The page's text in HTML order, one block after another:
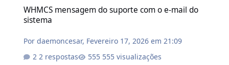
WHMCS mensagem do suporte com o e-mail do
sistema
Pordaemoncesar, Fevereiro 17, 2026 em 21:09
2 respostas
555 visualizações